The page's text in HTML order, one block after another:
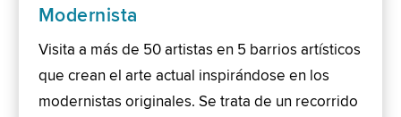
Modernista
Visita a más de 50 artistas en 5 barrios artísticos
que crean el arte actual inspirándose en los
modernistas originales. Se trata de un recorrido